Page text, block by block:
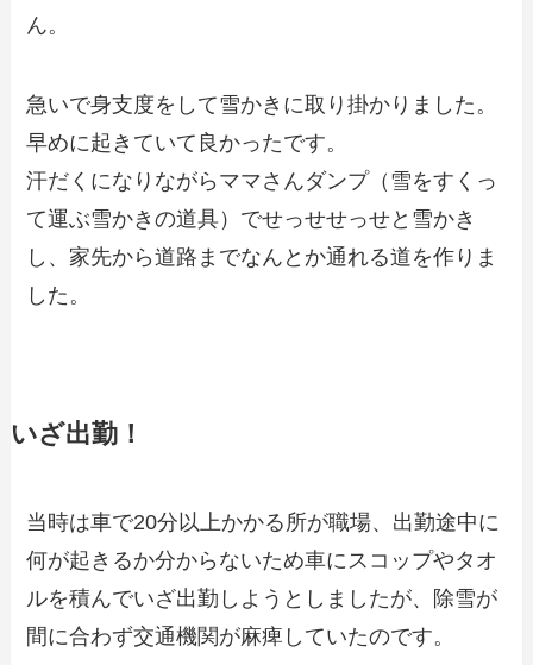
ん。
急いで身支度をして雪かきに取り掛かりました。
早めに起きていて良かったです。
汗だくになりながらママさんダンプ（雪をすくっ
て運ぶ雪かきの道具）でせっせせっせと雪かき
し、家先から道路までなんとか通れる道を作りま
した。
いざ出勤！
当時は車で20分以上かかる所が職場、出勤途中に
何が起きるか分からないため車にスコップやタオ
ルを積んでいざ出勤しようとしましたが、除雪が
間に合わず交通機関が麻痺していたのです。